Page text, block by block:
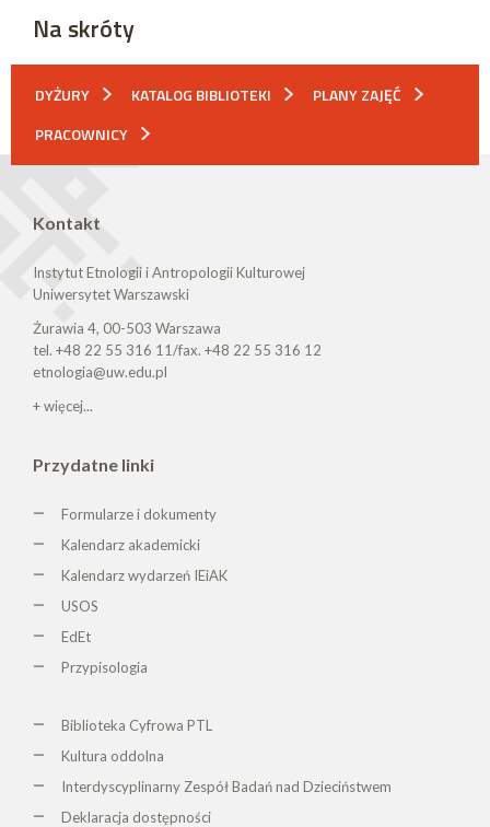
Na skróty
DYŻURY KATALOG BIBLIOTEKI
PLANY ZAJĘĆ
PRACOWNICY
Kontakt
Instytut Etnologii i Antropologii Kulturowej
Uniwersytet Warszawski
Żurawia 4, 00-503 Warszawa
tel. +48 22 55 316 11/fax. +48 22 55 316 12
etnologia@uw.edu.pl
+ więcej...
Przydatne linki
Formularze i dokumenty
Kalendarz akademicki
Kalendarz wydarzeń IEiAK
USOS
EdEt
Przypisologia
Biblioteka Cyfrowa PTL
Kultura oddolna
Interdyscyplinarny Zespół Badań nad Dzieciństwem
Deklaracja dostępności